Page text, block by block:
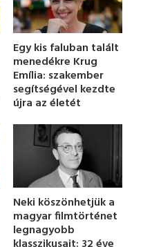
Egy kis faluban talált
menedékre Krug
Emília: szakember
segítségével kezdte
újra az életét
Neki köszönhetjük a
magyar filmtörténet
legnagyobb